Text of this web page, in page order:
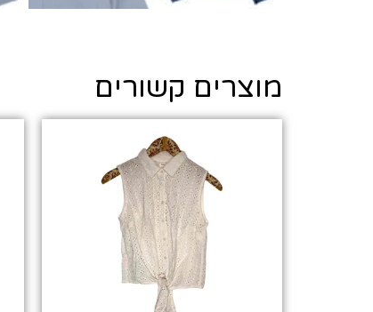
מוצרים קשורים